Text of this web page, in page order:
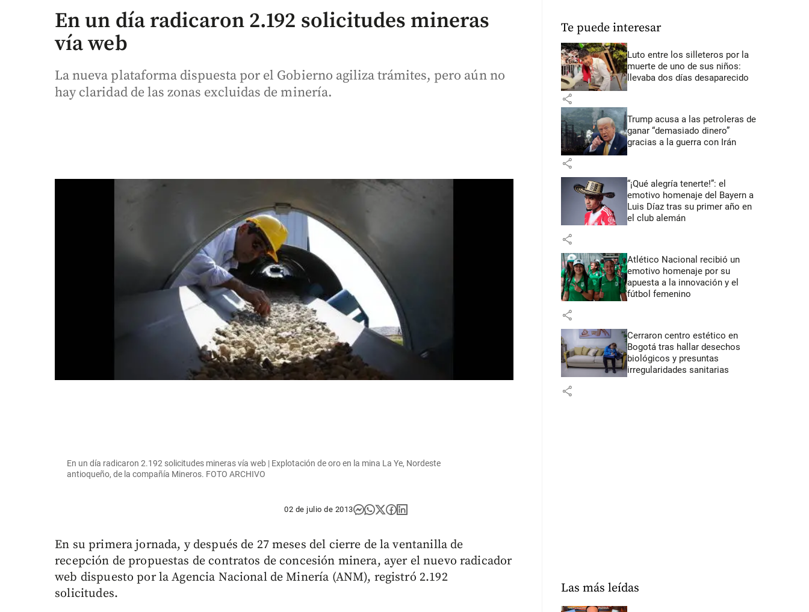
En un día radicaron 2.192 solicitudes mineras
vía web
La nueva plataforma dispuesta por el Gobierno agiliza trámites, pero aún no
hay claridad de las zonas excluidas de minería.
En un día radicaron 2.192 solicitudes mineras vía web | Explotación de oro en la mina La Ye, Nordeste
antioqueño, de la compañía Mineros. FOTO ARCHIVO
02 de julio de 2013
En su primera jornada, y después de 27 meses del cierre de la ventanilla de
recepción de propuestas de contratos de concesión minera, ayer el nuevo radicador
web dispuesto por la Agencia Nacional de Minería (ANM), registró 2.192
solicitudes.
Te puede interesar
Luto entre los silleteros por la
muerte de uno de sus niños:
llevaba dos días desaparecido
share
Trump acusa a las petroleras de
ganar “demasiado dinero”
gracias a la guerra con Irán
share
“¡Qué alegría tenerte!”: el
emotivo homenaje del Bayern a
Luis Díaz tras su primer año en
el club alemán
share
Atlético Nacional recibió un
emotivo homenaje por su
apuesta a la innovación y el
fútbol femenino
share
Cerraron centro estético en
Bogotá tras hallar desechos
biológicos y presuntas
irregularidades sanitarias
share
Las más leídas